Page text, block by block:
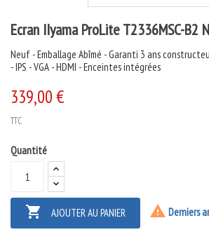
Ecran IIyama ProLite T2336MSC-B2
Neuf - Emballage Abîmé - Garanti 3 ans
- IPS - VGA - HDMI - Enceintes intégrées
339,00 €
TTC
Quantité
 AJOUTER AU PANIER  Derniers